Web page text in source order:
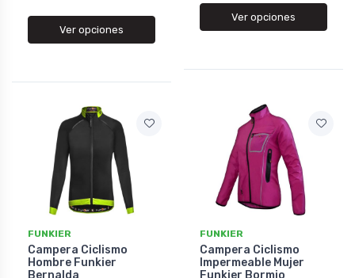
Ver opciones
Ver opciones
FUNKIER
Campera Ciclismo
Hombre Funkier
FUNKIER
Campera Ciclismo
Impermeable Mujer